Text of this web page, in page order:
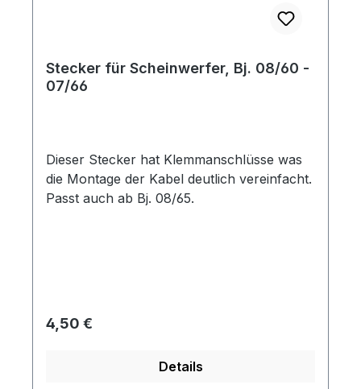
Stecker für Scheinwerfer, Bj. 08/60 -
07/66
Dieser Stecker hat Klemmanschlüsse was
die Montage der Kabel deutlich vereinfacht.
Passt auch ab Bj. 08/65.
Regulärer Preis:
4,50 €
Details